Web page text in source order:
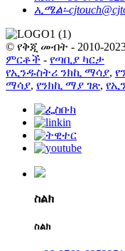
ኢሜል፡-
© የቅጂ መብት - 2010-
ምርቶች - የጣቢያ ካርታ
የኢንዱስትሪ ንክኪ ማሳያ,
ማሳያ, የንክኪ ማያ ገጽ,
ስልክ
ስልክ